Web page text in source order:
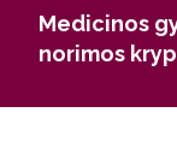
technikos
Medicinos
norimos